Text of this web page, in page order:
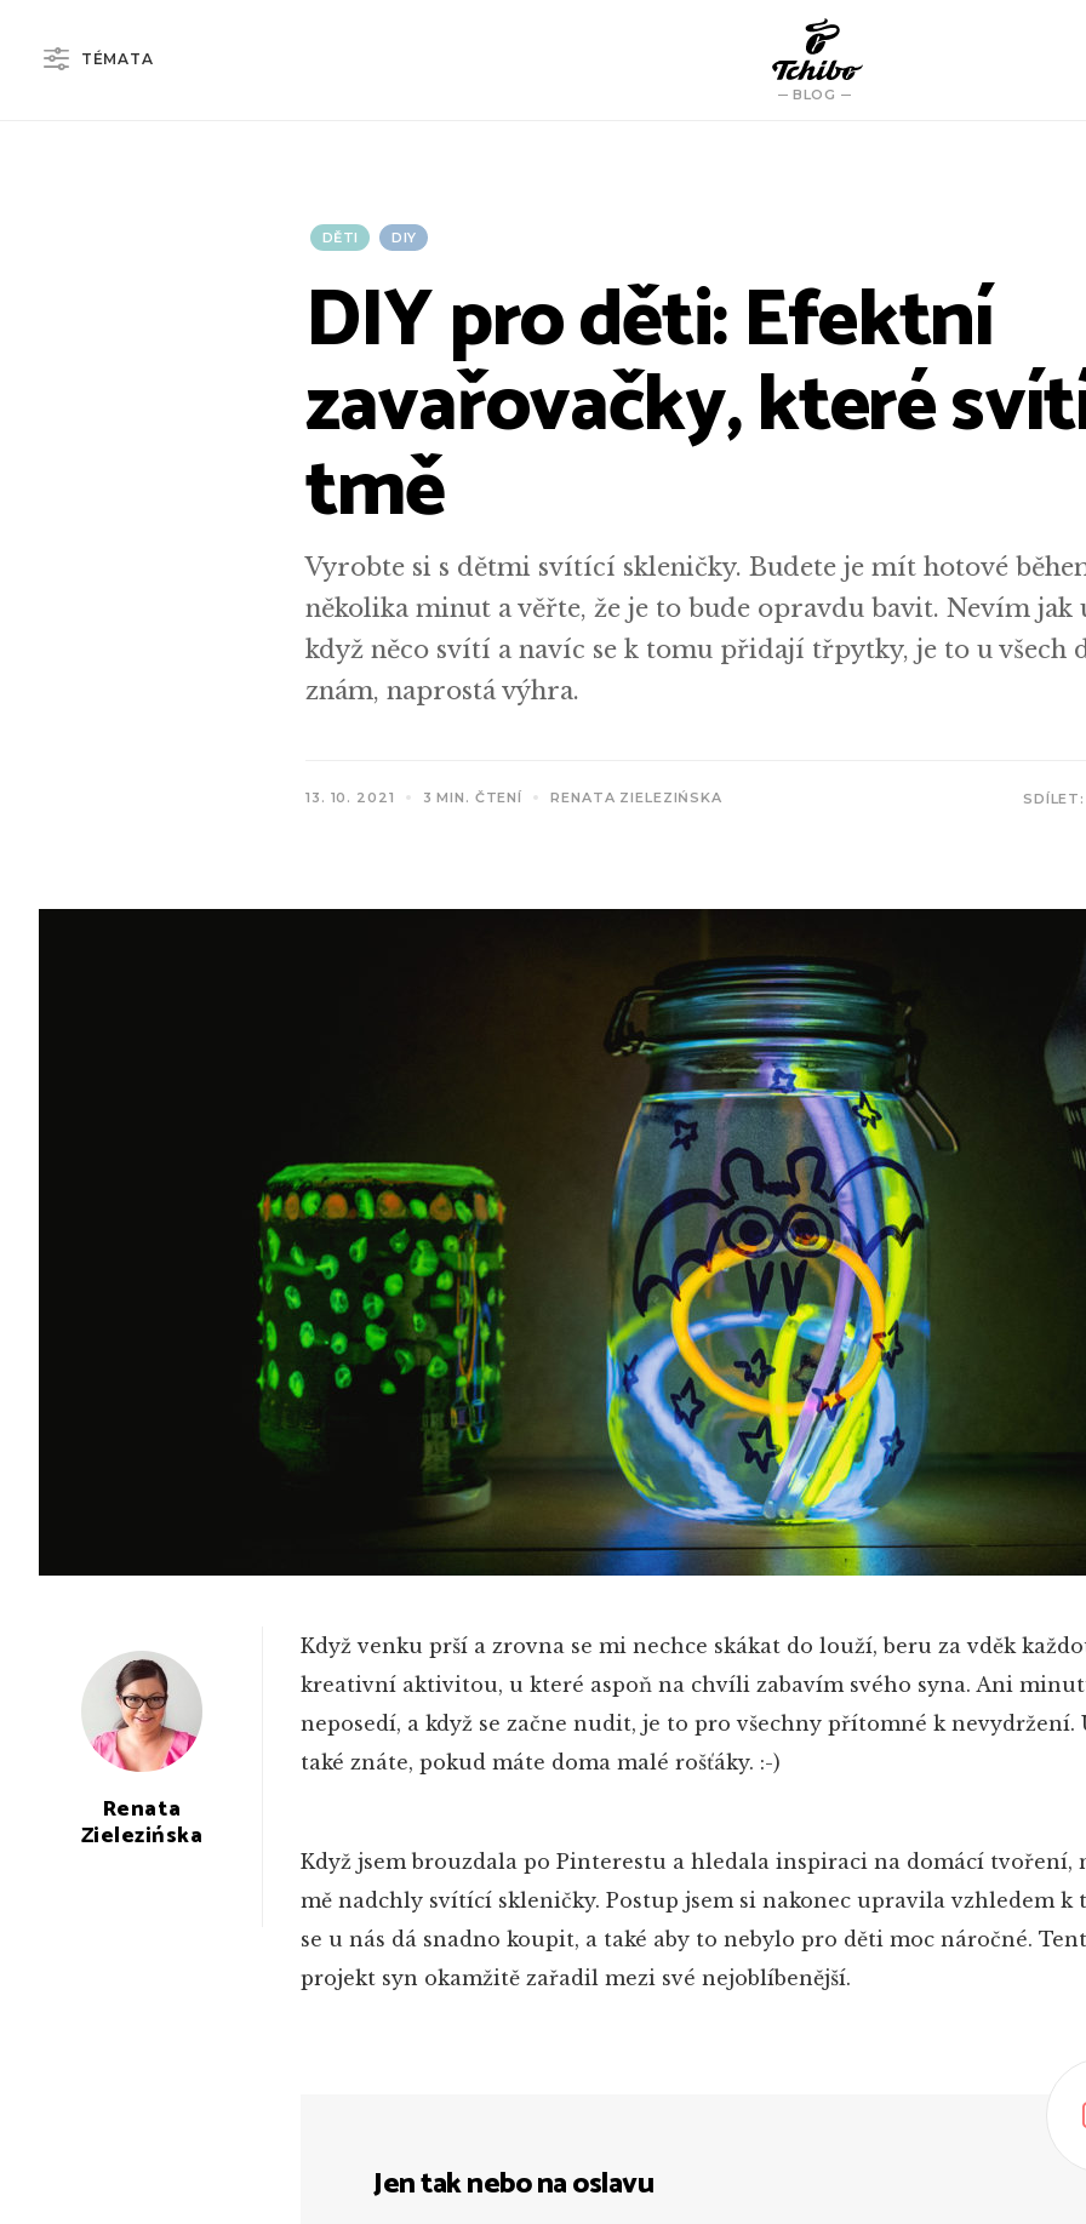
TÉMATA
BLOG
DĚTI DIY
DIY pro děti: Efektní
zavařovačky, které
tmě
Vyrobte si s dětmi svítící skleničky. Budete je mít hotové
několika minut a věřte, že je to bude opravdu bavit. Nevím jak
když něco svítí a navíc se k tomu přidají třpytky, je to u všech
znám, naprostá výhra.
13. 10. 2021 3 MIN. ČTENÍ RENATA ZIELEZIŃSKA SDÍLET:
Renata
Zielezińska
Když venku prší a zrovna se mi nechce skákat do louží, beru za vděk
kreativní aktivitou, u které aspoň na chvíli zabavím svého syna. Ani
neposedí, a když se začne nudit, je to pro všechny přítomné k nevydržení.
také znáte, pokud máte doma malé rošťáky. :-)
Když jsem brouzdala po Pinterestu a hledala inspiraci na domácí tvoření,
mě nadchly svítící skleničky. Postup jsem si nakonec upravila vzhledem k
se u nás dá snadno koupit, a také aby to nebylo pro děti moc náročné.
projekt syn okamžitě zařadil mezi své nejoblíbenější.
Jen tak nebo na oslavu